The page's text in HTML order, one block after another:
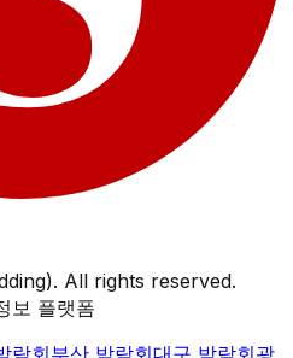
All rights reserved.
보 플랫폼